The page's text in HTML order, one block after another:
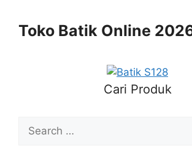
contentToko Batik Online
Cari Produk
for: